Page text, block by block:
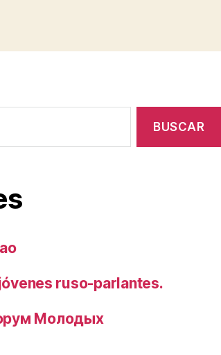
ruso-parlantes.
Молодых